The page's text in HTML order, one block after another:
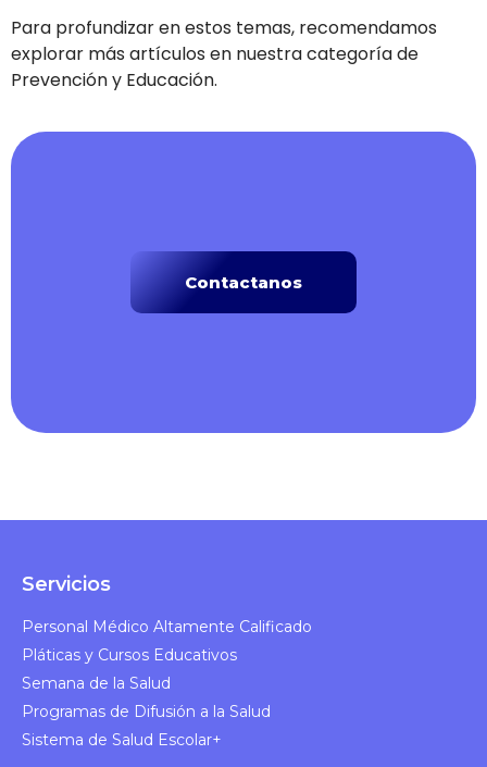
Para profundizar en estos temas, recomendamos
explorar más artículos en nuestra categoría de
Prevención y Educación.
Contactanos
Servicios
Personal Médico Altamente Calificado​
Pláticas y Cursos Educativos​
Semana de la Salud​
Programas de Difusión a la Salud​
Sistema de Salud Escolar+